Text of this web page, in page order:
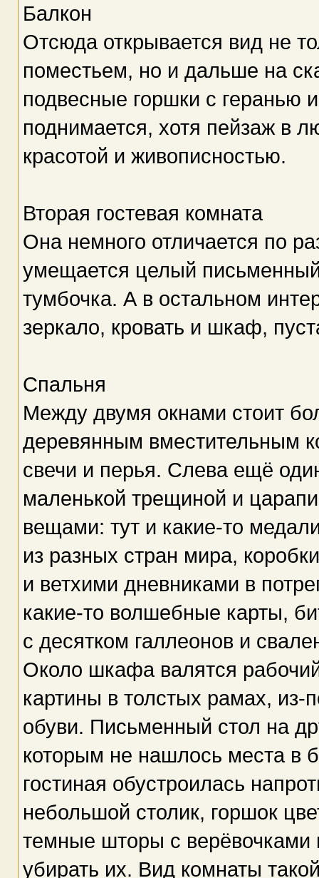
Балкон
Отсюда открывается вид не
поместьем, но и дальше на
подвесные горшки с
поднимается, хотя пейзаж в
красотой и живописностью.
Вторая гостевая комната
Она немного отличается по
умещается целый
тумбочка. А в остальном
зеркало, кровать и шкаф,
Спальня
Между двумя окнами стоит
деревянным вместительным
свечи и перья. Слева ещё
маленькой трещиной и
вещами: тут и какие-то
из разных стран мира,
и ветхими дневниками в
какие-то волшебные карты,
с десятком галлеонов и
Около шкафа валятся
картины в толстых рамах,
обуви. Письменный стол на
которым не нашлось места в
гостиная обустроилась
небольшой столик, горшок
темные шторы с
убирать их. Вид комнаты